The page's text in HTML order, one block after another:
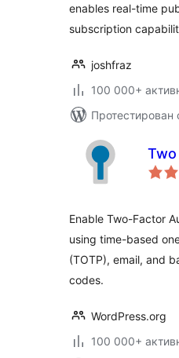
enables real-time
subscription
joshfraz
100 000+
Протестирован
Enable Two-Factor
using time-based
(TOTP), email, and
codes.
WordPress.org
100 000+